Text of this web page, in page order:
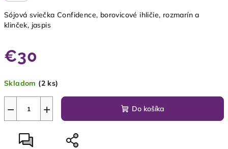
Sójová sviečka Confidence, borovicové ihličie, rozmarín a
klinček, jaspis
€30
cena:
Skladom (2 ks)
+
− Do košíka